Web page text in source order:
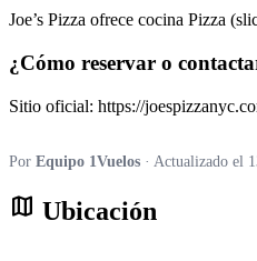
Joe’s Pizza ofrece cocina Pizza
¿Cómo reservar o
Sitio oficial: https://
Por Equipo 1Vuelos · Actualizado el
map Ubicación